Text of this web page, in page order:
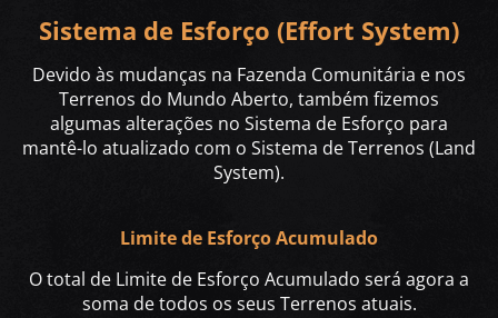
Sistema de Esforço (Effort System)
Devido às mudanças na Fazenda Comunitária e nos
Terrenos do Mundo Aberto, também fizemos
algumas alterações no Sistema de Esforço para
mantê-lo atualizado com o Sistema de Terrenos (Land
System).
Limite de Esforço Acumulado
O total de Limite de Esforço Acumulado será agora a
soma de todos os seus Terrenos atuais.